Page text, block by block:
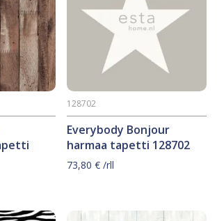
Everybody Bonjour
harmaa tapetti 128702
128702
73,80€ /rll